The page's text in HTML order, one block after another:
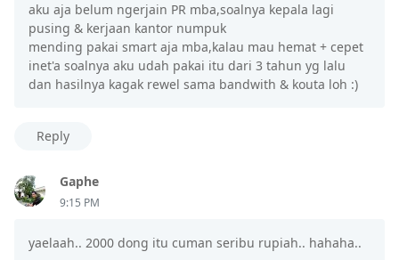
aku aja belum ngerjain PR mba,soalnya kepala lagi
pusing & kerjaan kantor numpuk
mending pakai smart aja mba,kalau mau hemat + cepet
inet'a soalnya aku udah pakai itu dari 3 tahun yg lalu
dan hasilnya kagak rewel sama bandwith & kouta loh :)
Reply
Gaphe
9:15 PM
yaelaah.. 2000 dong itu cuman seribu rupiah.. hahaha..